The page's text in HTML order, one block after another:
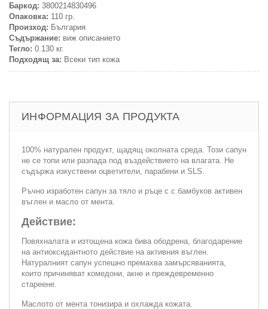
Баркод: 3800214830496
Опаковка: 110 гр.
Произход: България
Съдържание: виж описанието
Тегло: 0.130 кг.
Подходящ за: Всеки тип кожа
ИНФОРМАЦИЯ ЗА ПРОДУКТА
100% натурален продукт, щадящ околната среда. Този сапун
не се топи или разпада под въздействието на влагата. Не
съдържа изкуствени оцветители, парабени и SLS.
Ръчно изработен сапун за тяло и ръце с с бамбуков активен
въглен и масло от мента.
Действие:
Повяхналата и изтощена кожа бива ободрена, благодарение
на антиоксидантното действие на активния въглен.
Натуралният сапун успешно премахва замърсяванията,
които причиняват комедони, акне и преждевременно
стареене.
Маслото от мента тонизира и охлажда кожата.